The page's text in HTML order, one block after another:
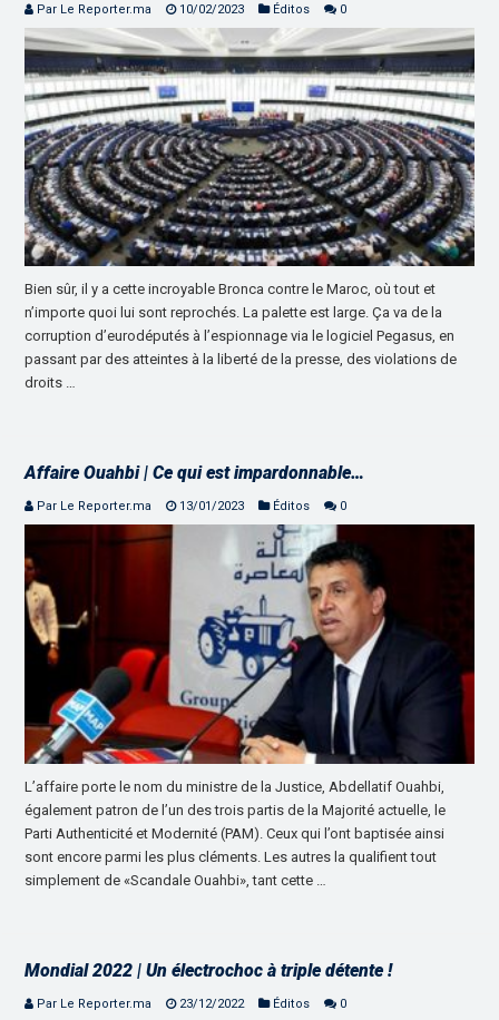
Par Le Reporter.ma 10/02/2023 Éditos 0
Bien sûr, il y a cette incroyable Bronca contre le Maroc, où tout et
n’importe quoi lui sont reprochés. La palette est large. Ça va de la
corruption d’eurodéputés à l’espionnage via le logiciel Pegasus, en
passant par des atteintes à la liberté de la presse, des violations de
droits …
Affaire Ouahbi | Ce qui est impardonnable…
Par Le Reporter.ma 13/01/2023 Éditos 0
L’affaire porte le nom du ministre de la Justice, Abdellatif Ouahbi,
également patron de l’un des trois partis de la Majorité actuelle, le
Parti Authenticité et Modernité (PAM). Ceux qui l’ont baptisée ainsi
sont encore parmi les plus cléments. Les autres la qualifient tout
simplement de «Scandale Ouahbi», tant cette …
Mondial 2022 | Un électrochoc à triple détente !
Par Le Reporter.ma 23/12/2022 Éditos 0